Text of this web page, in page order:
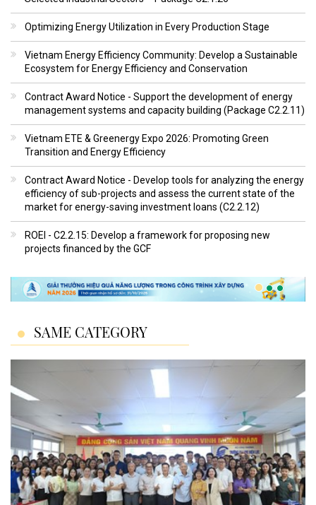
Optimizing Energy Utilization in Every Production Stage
Vietnam Energy Efficiency Community: Develop a Sustainable
Ecosystem for Energy Efficiency and Conservation
Contract Award Notice - Support the development of energy
management systems and capacity building (Package C2.2.11)
Vietnam ETE & Greenergy Expo 2026: Promoting Green
Transition and Energy Efficiency
Contract Award Notice - Develop tools for analyzing the energy
efficiency of sub-projects and assess the current state of the
market for energy-saving investment loans (C2.2.12)
ROEI - C2.2.15: Develop a framework for proposing new
projects financed by the GCF
SAME CATEGORY